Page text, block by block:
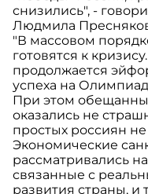
снизились", -
Людмила
"В массовом
готовятся к
продолжается
успеха на
При этом
оказались не
простых россиян не
Экономические
рассматривались
связанные с
развития страны, и